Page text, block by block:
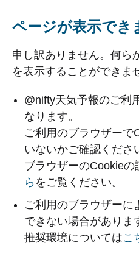
ページが表示でき
申し訳ありません。何ら
を表示することができま
@nifty天気予報のご利
なります。
ご利用のブラウザーで
いないかご確認くださ
ブラウザーのCookieの
ら をご覧ください。
ご利用のブラウザーに
できない場合がありま
推奨環境についてはこ